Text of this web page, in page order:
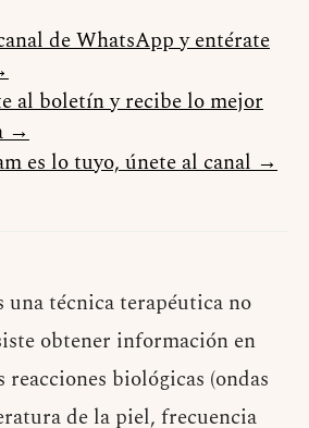
de WhatsApp y entérate
al boletín y recibe lo mejor
→
es lo tuyo, únete al canal →
una técnica terapéutica no
obtener información en
biológicas (ondas
de la piel, frecuencia